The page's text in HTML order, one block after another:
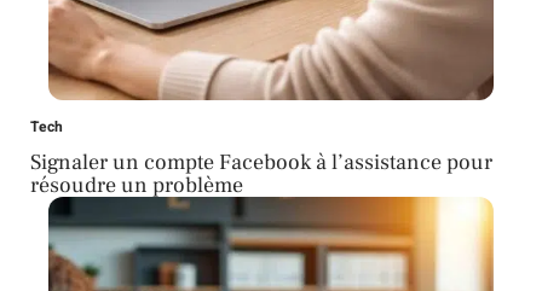
Tech
Signaler un compte Facebook à l’assistance pour
résoudre un problème